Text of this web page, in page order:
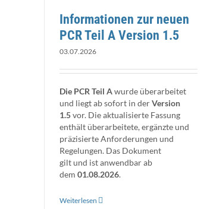
Informationen zur neuen
PCR Teil A Version 1.5
03.07.2026
Die PCR Teil Awurde überarbeitet
und liegt ab sofort in derVersion
1.5vor. Die aktualisierte Fassung
enthält überarbeitete, ergänzte und
präzisierte Anforderungen und
Regelungen. Das Dokument
gilt und ist anwendbar ab
dem 01.08.2026.
Weiterlesen